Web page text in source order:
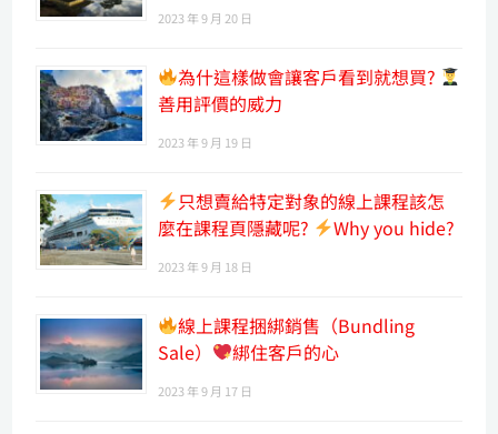
2023 年 9 月 20 日
為什這樣做會讓客戶看到就想買?
善用評價的威力
2023 年 9 月 19 日
只想賣給特定對象的線上課程該怎
麼在課程頁隱藏呢?
Why you hide?
2023 年 9 月 18 日
線上課程捆綁銷售（Bundling
Sale）
綁住客戶的心
2023 年 9 月 17 日